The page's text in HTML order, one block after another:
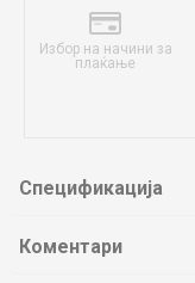
Избор на начини за
плаќање
Спецификација
Коментари